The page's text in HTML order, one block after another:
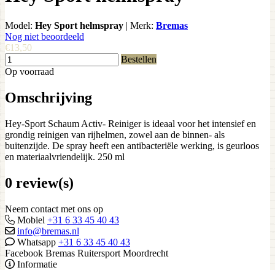
Model: Hey Sport helmspray | Merk: Bremas
Nog niet beoordeeld
€13,50
Bestellen
Op voorraad
Omschrijving
Hey-Sport Schaum Activ- Reiniger is ideaal voor het intensief en
grondig reinigen van rijhelmen, zowel aan de binnen- als
buitenzijde. De spray heeft een antibacteriële werking, is geurloos
en materiaalvriendelijk. 250 ml
0 review(s)
Neem contact met ons op
Mobiel +31 6 33 45 40 43
info@bremas.nl
Whatsapp +31 6 33 45 40 43
Facebook Bremas Ruitersport Moordrecht
Informatie